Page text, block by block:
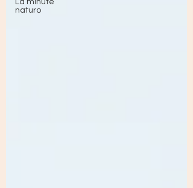
La minute
naturo